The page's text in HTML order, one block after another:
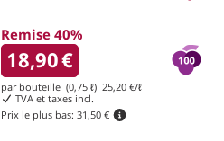
Remise 40%
18,90€
par bouteille (0,75 ℓ) 25,20€/ℓ
TVA et taxes incl.
Prix le plus bas: 31,50 €